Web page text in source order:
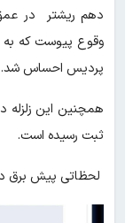
وقوع پیوست که
پردیس احساس شد.
ثبت رسیده است.
لحظاتی پیش برق